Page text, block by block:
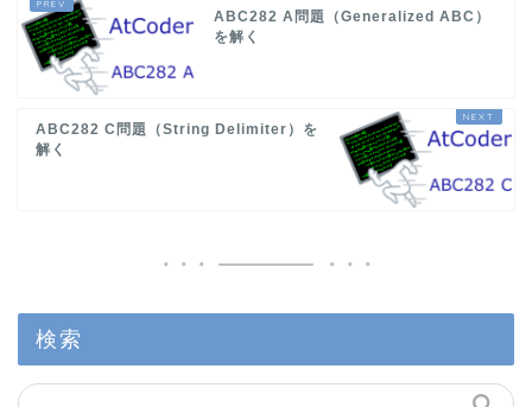
ABC282 A問題（Generalized ABC）
を解く
ABC282 C問題（String Delimiter）を
解く
検索